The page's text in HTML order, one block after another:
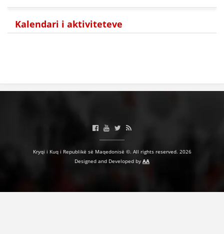
Kalendari i aktiviteteve
Kryqi i Kuq i Republikë së Maqedonisë ©. All rights reserved. 2026
Designed and Developed by AA